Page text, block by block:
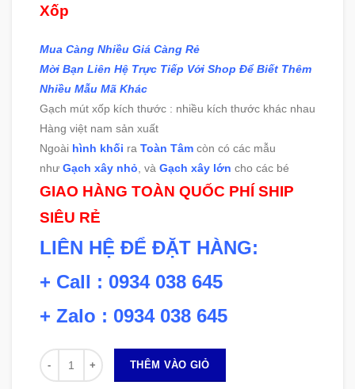
Xốp
Mua Càng Nhiều Giá Càng Rẻ
Mời Bạn Liên Hệ Trực Tiếp Với Shop Để Biết Thêm
Nhiều Mẫu Mã Khác
Gạch mút xốp kích thước : nhiều kích thước khác nhau
Hàng việt nam sản xuất
Ngoài hình khối ra Toàn Tâm còn có các mẫu
như Gạch xây nhỏ , và Gạch xây lớn cho các bé
GIAO HÀNG TOÀN QUỐC PHÍ SHIP
SIÊU RẺ
LIÊN HỆ ĐỂ ĐẶT HÀNG:
+ Call : 0934 038 645
+ Zalo : 0934 038 645
Số lượng
THÊM VÀO GIỎ